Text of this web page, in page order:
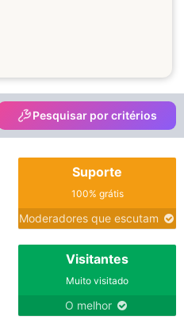
Pesquisar por critérios
Suporte
100% grátis
Moderadores que escutam
Visitantes
Muito visitado
O melhor